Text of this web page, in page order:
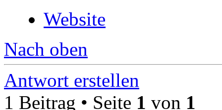
Website
Nach oben
Antwort erstellen
1 Beitrag • Seite 1 von 1